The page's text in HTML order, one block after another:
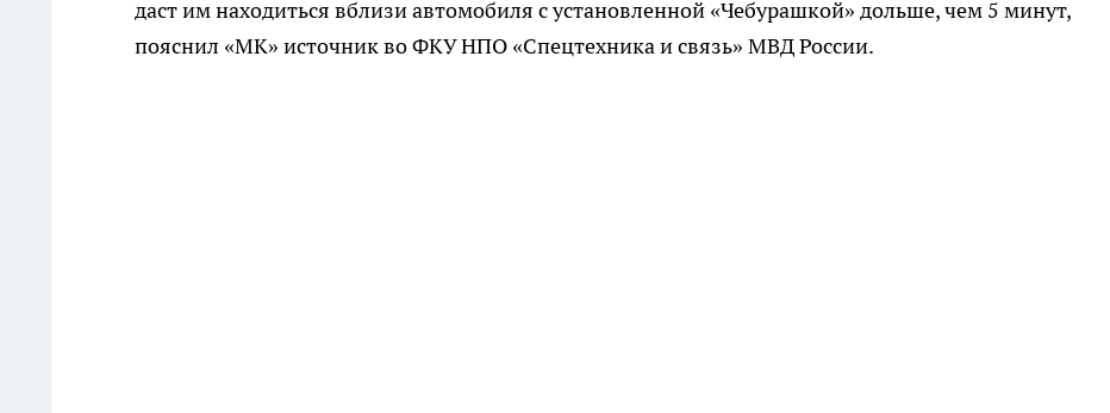
даст им находиться вблизи автомобиля с установленной «Чебурашкой» дольше, чем 5 минут,
пояснил «МК» источник во ФКУ НПО «Спецтехника и связь» МВД России.